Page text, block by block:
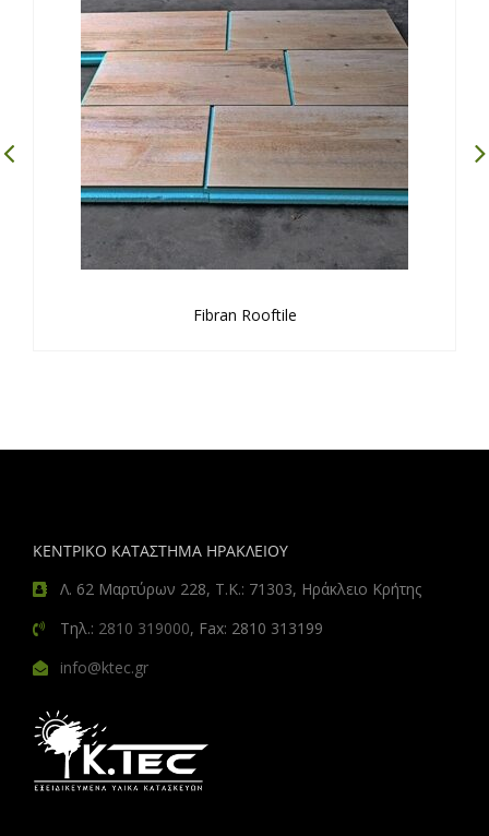
Fibran Rooftile
ΚΕΝΤΡΙΚΟ ΚΑΤΑΣΤΗΜΑ ΗΡΑΚΛΕΙΟΥ
Λ. 62 Μαρτύρων 228, Τ.Κ.: 71303, Ηράκλειο Κρήτης
Τηλ.: 2810 319000, Fax: 2810 313199
info@ktec.gr